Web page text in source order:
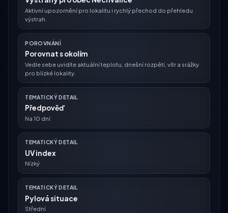
Aktivní upozornění pro lokalitu i rychlý přechod do přehledu
výstrah.
POROVNÁNÍ
Porovnat s okolím
Vedle sebe uvidíte aktuální teplotu, dnešní rozpětí, vítr a srážky
pro blízké lokality.
TEMATICKÝ DETAIL
Předpověď
Na 10 dní
TEMATICKÝ DETAIL
UV index
Nízký
TEMATICKÝ DETAIL
Pylová situace
Střední